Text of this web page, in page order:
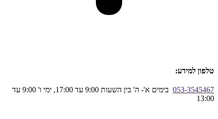
טלפון למידע:
053-3545467
בימים א'- ה' בין השעות 9:00 עד 17:00, ימי ו' 9:00 עד
13:00